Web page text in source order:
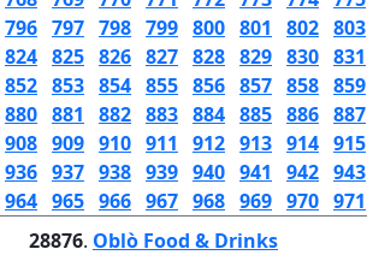
796 797 798 799 800 801 802 803
824 825 826 827 828 829 830 831
852 853 854 855 856 857 858 859
880 881 882 883 884 885 886 887
908 909 910 911 912 913 914 915
936 937 938 939 940 941 942 943
964 965 966 967 968 969 970 971
28876. Oblò Food & Drinks